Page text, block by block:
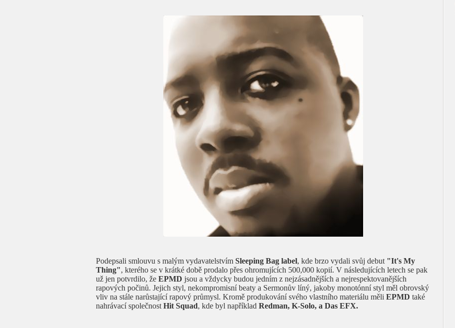
Podepsali smlouvu s malým vydavatelstvím Sleeping Bag label, kde brzo vydali svůj debut "It's My
Thing", kterého se v krátké době prodalo přes ohromujících 500,000 kopií. V následujících letech se pak
už jen potvrdilo, že EPMD jsou a vždycky budou jedním z nejzásadnějších a nejrespektovanějších
rapových počinů. Jejich styl, nekompromisní beaty a Sermonův líný, jakoby monotónní styl měl obrovský
vliv na stále narůstající rapový průmysl. Kromě produkování svého vlastního materiálu měli EPMD také
nahrávací společnost Hit Squad, kde byl například Redman, K-Solo, a Das EFX.